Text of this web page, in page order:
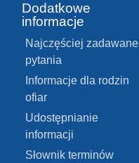
Dodatkowe
informacje
Najczęściej zadawane
pytania
Informacje dla rodzin
ofiar
Udostępnianie
informacji
Słownik terminów